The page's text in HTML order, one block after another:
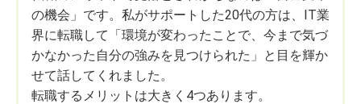
の機会」です。私がサポートした20代の方は、IT業
界に転職して「環境が変わったことで、今まで気づ
かなかった自分の強みを見つけられた」と目を輝か
せて話してくれました。
転職するメリットは大きく4つあります。